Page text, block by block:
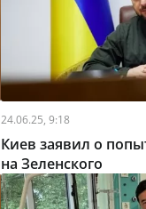
24.06.25, 9:18
Киев заявил о
на Зеленского